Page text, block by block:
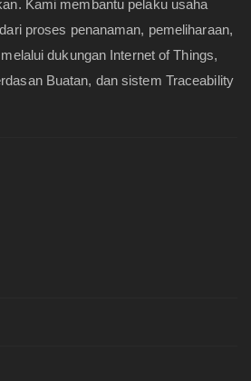
Kami membantu pelaku usaha
proses penanaman, pemeliharaan,
dukungan Internet of Things,
Buatan, dan sistem Traceability